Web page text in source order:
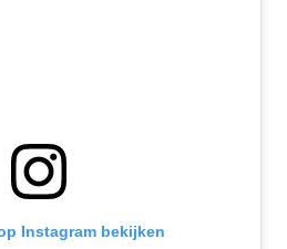
Instagram bekijken